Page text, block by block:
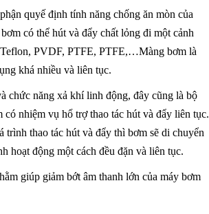
quyế định tính năng chống ăn mòn của
có thể hút và đẩy chất lỏng đi một cảnh
PVDF, PTFE, PTFE,…Màng bơm là
khá nhiều và liên tục.
chức năng xả khí linh động, đây cũng là bộ
nhiệm vụ hổ trợ thao tác hút và đẩy liên tục.
thao tác hút và đẩy thì bơm sẽ di chuyển
hoạt động một cách đều đặn và liên tục.
giúp giảm bớt âm thanh lớn của máy bơm